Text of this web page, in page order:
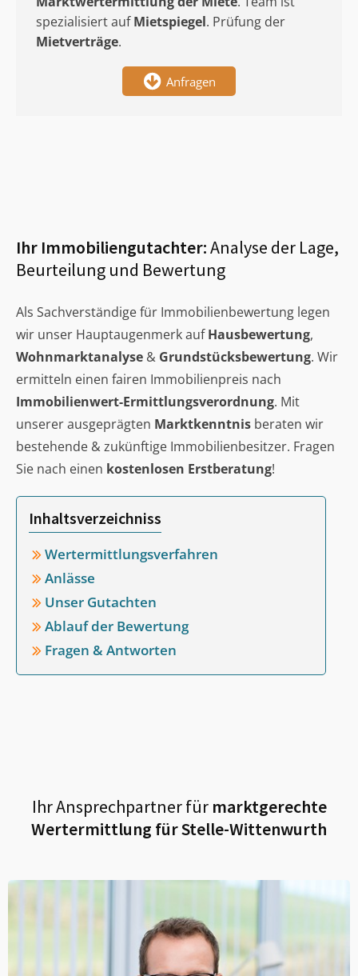
spezialisiert aufMietspiegel. Prüfung der
Mietverträge.
Anfragen
Ihr Immobiliengutachter:Analyse der Lage,
Beurteilung und Bewertung
Als Sachverständige für Immobilienbewertung legen
wir unser Hauptaugenmerk aufHausbewertung,
Wohnmarktanalyse & Grundstücksbewertung. Wir
ermitteln einen fairen Immobilienpreis nach
Immobilienwert-Ermittlungsverordnung. Mit
unserer ausgeprägten Marktkenntnis beraten wir
bestehende & zukünftige Immobilienbesitzer. Fragen
Sie nach einen kostenlosen Erstberatung!
Inhaltsverzeichniss
Wertermittlungsverfahren
Anlässe
Unser Gutachten
Ablauf der Bewertung
Fragen & Antworten
Ihr Ansprechpartner fürmarktgerechte
Wertermittlung fürStelle-Wittenwurth